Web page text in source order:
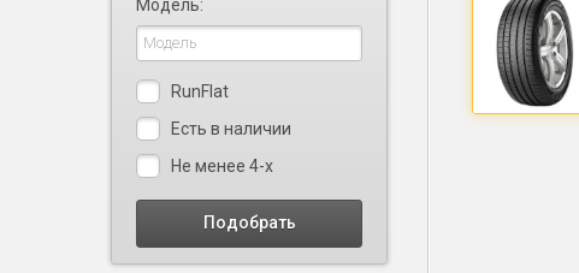
Модель:
RunFlat
Есть в наличии
Не менее 4-х